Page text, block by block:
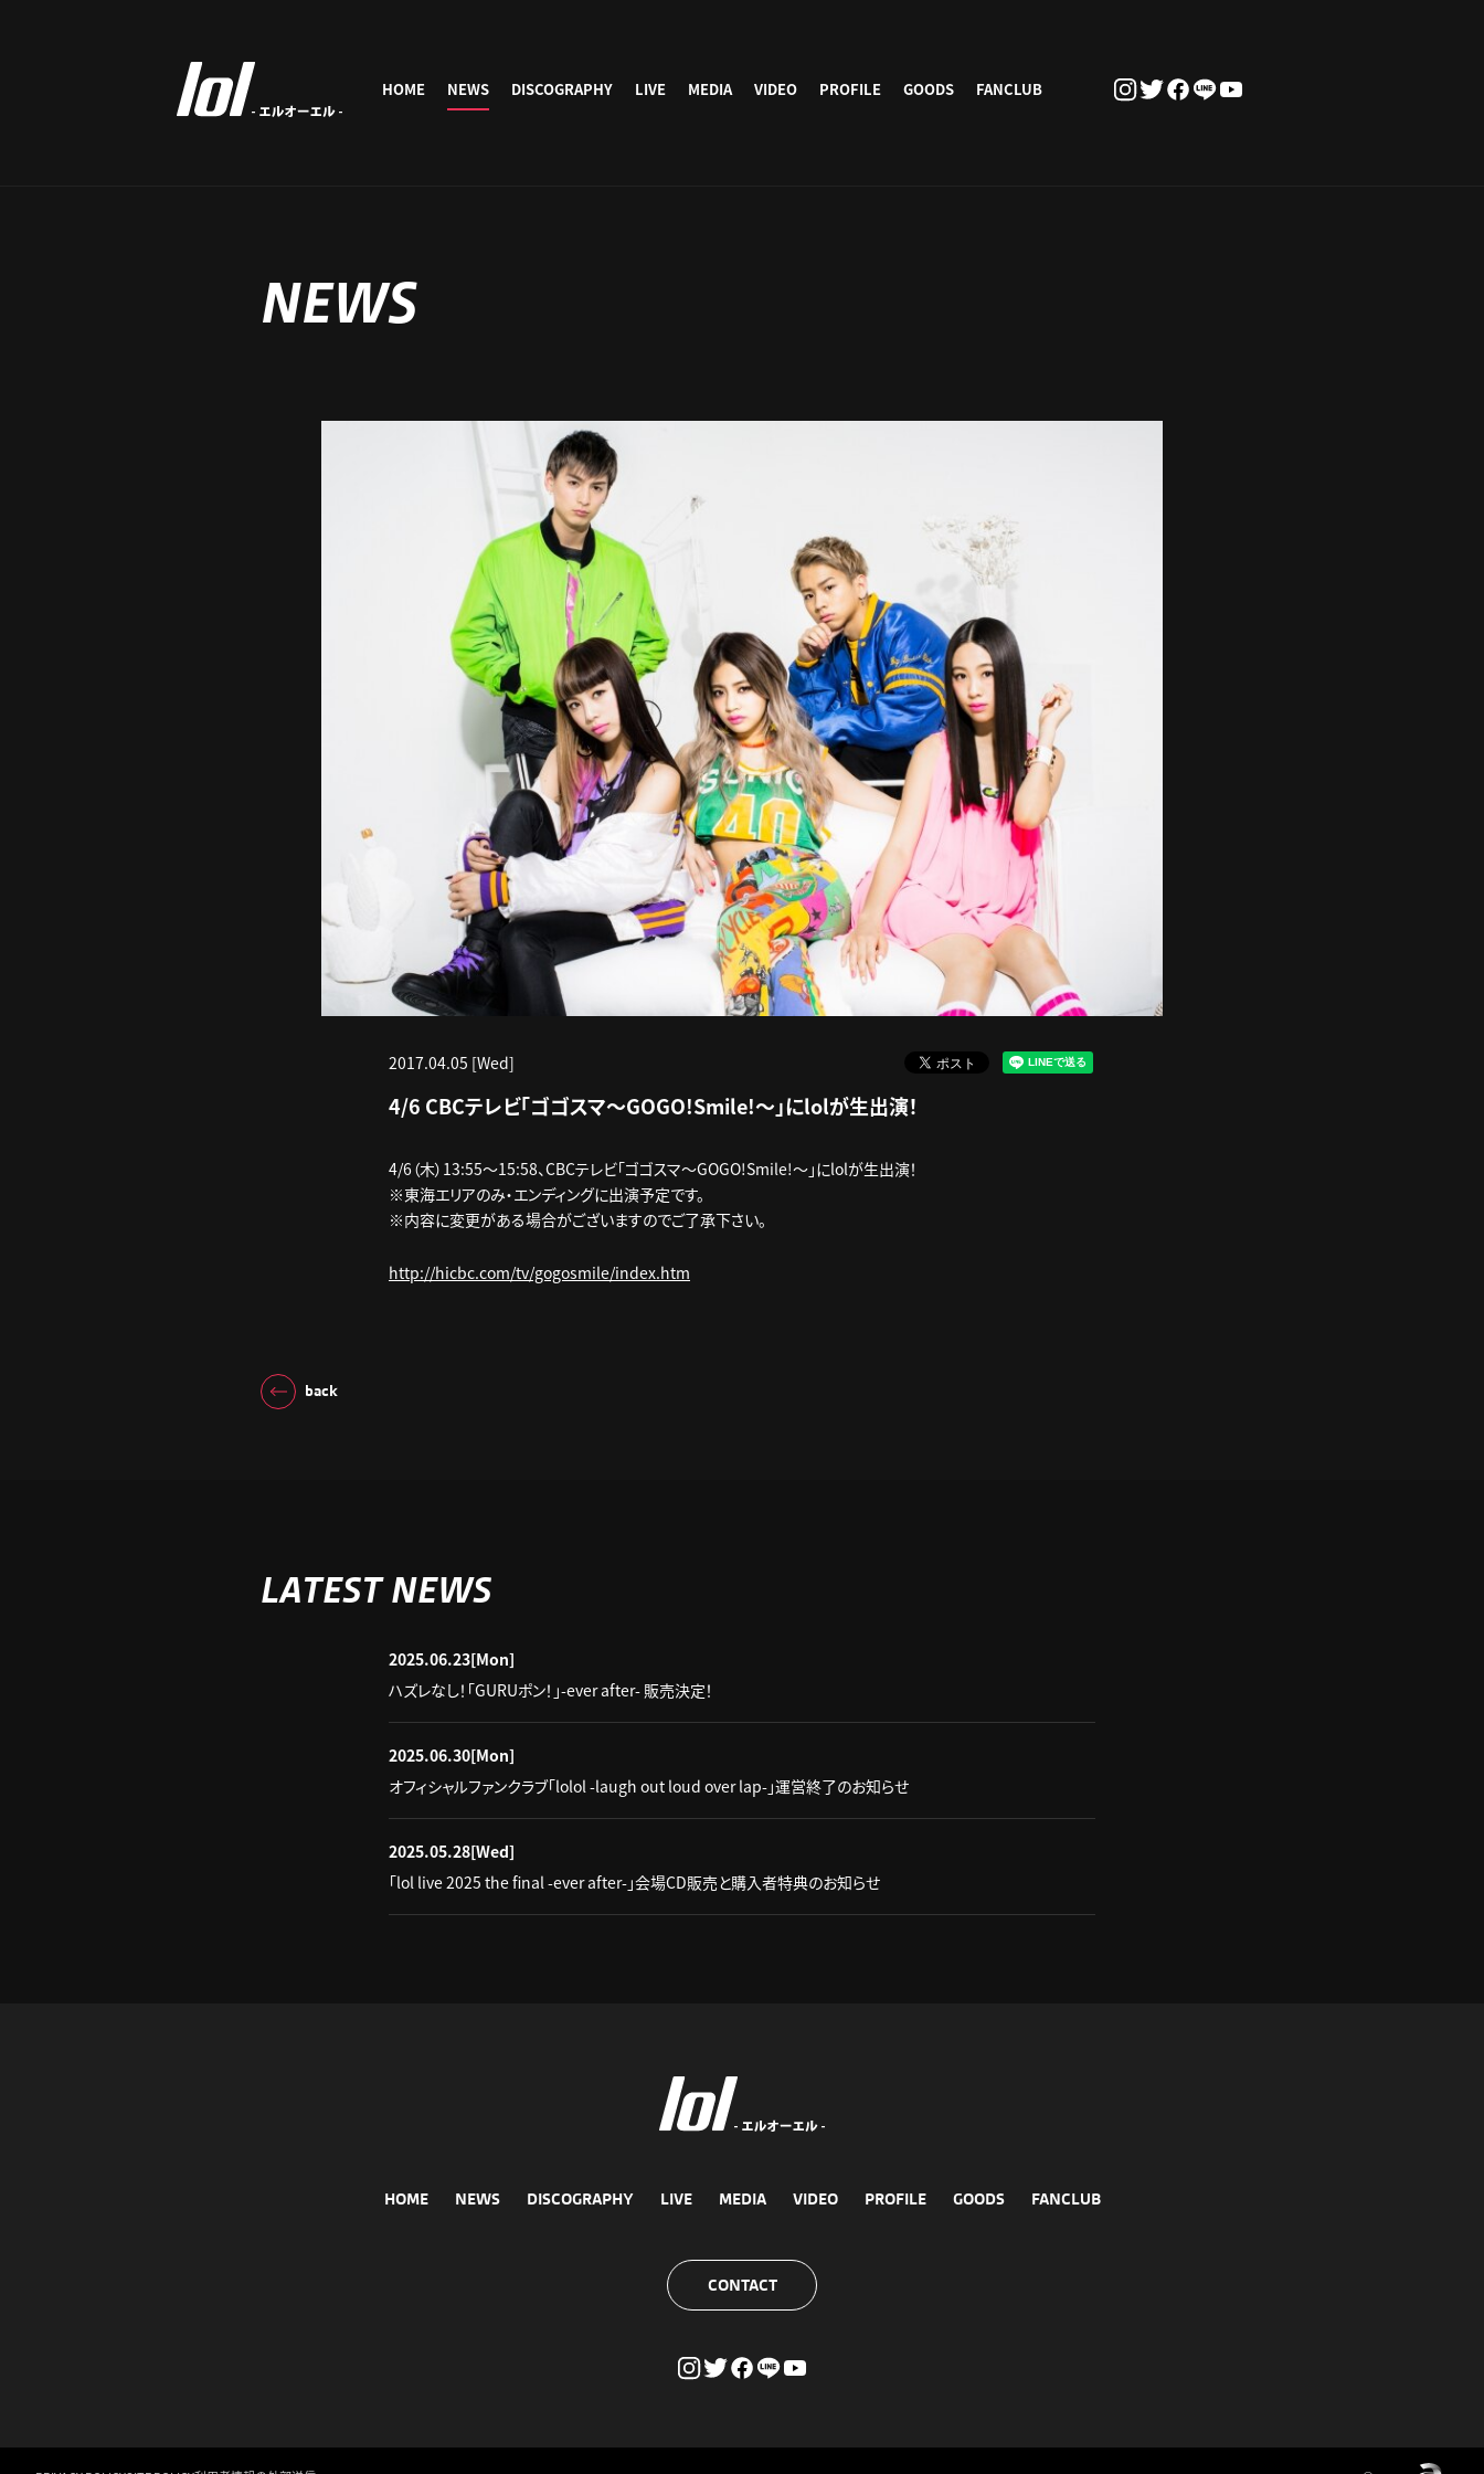
HOME NEWS DISCOGRAPHY LIVE MEDIA VIDEO PROFILE GOODS FANCLUB
NEWS
2017.04.05 [Wed]
4/6 CBCテレビ「ゴゴスマ～GOGO!Smile!～」にlolが生出演！
4/6（木）13:55～15:58、CBCテレビ「ゴゴスマ～GOGO!Smile!～」にlolが生出演！
※東海エリアのみ・エンディングに出演予定です。
※内容に変更がある場合がございますのでご了承下さい。
http://hicbc.com/tv/gogosmile/index.htm
back
LATEST NEWS
2025.06.23[Mon]
ハズレなし！「GURUポン！」-ever after- 販売決定！
2025.06.30[Mon]
オフィシャルファンクラブ「lolol -laugh out loud over lap-」運営終了のお知らせ
2025.05.28[Wed]
「lol live 2025 the final -ever after-」会場CD販売と購入者特典のお知らせ
HOME NEWS DISCOGRAPHY LIVE MEDIA VIDEO PROFILE GOODS FANCLUB
CONTACT